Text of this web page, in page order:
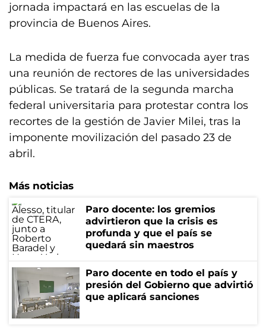
jornada impactará en las escuelas de la
provincia de Buenos Aires.
La medida de fuerza fue convocada ayer tras
una reunión de rectores de las universidades
públicas. Se tratará de la segunda marcha
federal universitaria para protestar contra los
recortes de la gestión de Javier Milei, tras la
imponente movilización del pasado 23 de
abril.
Más noticias
Paro docente: los gremios
advirtieron que la crisis es
profunda y que el país se
quedará sin maestros
Paro docente en todo el país y
presión del Gobierno que advirtió
que aplicará sanciones